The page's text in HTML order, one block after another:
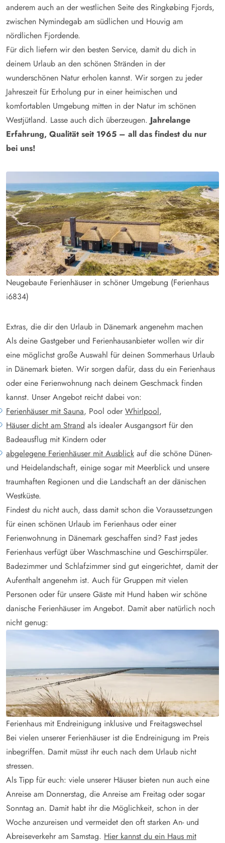
anderem auch an der westlichen Seite des Ringkøbing Fjords,
zwischen Nymindegab am südlichen und Houvig am
nördlichen Fjordende.
Für dich liefern wir den besten Service, damit du dich in
deinem Urlaub an den schönen Stränden in der
wunderschönen Natur erholen kannst. Wir sorgen zu jeder
Jahreszeit für Erholung pur in einer heimischen und
komfortablen Umgebung mitten in der Natur im schönen
Westjütland. Lasse auch dich überzeugen. Jahrelange
Erfahrung, Qualität seit 1965 – all das findest du nur
bei uns!
Neugebaute Ferienhäuser in schöner Umgebung (Ferienhaus
i6834)
Extras, die dir den Urlaub in Dänemark angenehm machen
Als deine Gastgeber und Ferienhausanbieter wollen wir dir
eine möglichst große Auswahl für deinen Sommerhaus Urlaub
in Dänemark bieten. Wir sorgen dafür, dass du ein Ferienhaus
oder eine Ferienwohnung nach deinem Geschmack finden
kannst. Unser Angebot reicht dabei von:
Ferienhäuser mit Sauna, Pool oder Whirlpool,
Häuser dicht am Strand als idealer Ausgangsort für den
Badeausflug mit Kindern oder
abgelegene Ferienhäuser mit Ausblick auf die schöne Dünen-
und Heidelandschaft, einige sogar mit Meerblick und unsere
traumhaften Regionen und die Landschaft an der dänischen
Westküste.
Findest du nicht auch, dass damit schon die Voraussetzungen
für einen schönen Urlaub im Ferienhaus oder einer
Ferienwohnung in Dänemark geschaffen sind? Fast jedes
Ferienhaus verfügt über Waschmaschine und Geschirrspüler.
Badezimmer und Schlafzimmer sind gut eingerichtet, damit der
Aufenthalt angenehm ist. Auch für Gruppen mit vielen
Personen oder für unsere Gäste mit Hund haben wir schöne
danische Ferienhäuser im Angebot. Damit aber natürlich noch
nicht genug:
Ferienhaus mit Endreinigung inklusive und Freitagswechsel
Bei vielen unserer Ferienhäuser ist die Endreinigung im Preis
inbegriffen. Damit müsst ihr euch nach dem Urlaub nicht
stressen.
Als Tipp für euch: viele unserer Häuser bieten nun auch eine
Anreise am Donnerstag, die Anreise am Freitag oder sogar
Sonntag an. Damit habt ihr die Möglichkeit, schon in der
Woche anzureisen und vermeidet den oft starken An- und
Abreiseverkehr am Samstag. Hier kannst du ein Haus mit